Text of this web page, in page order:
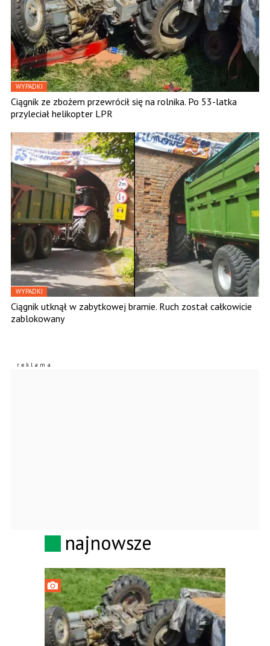
WYPADKI
Ciągnik ze zbożem przewrócił się na rolnika. Po 53-latka
przyleciał helikopter LPR
WYPADKI
Ciągnik utknął w zabytkowej bramie. Ruch został całkowicie
zablokowany
najnowsze